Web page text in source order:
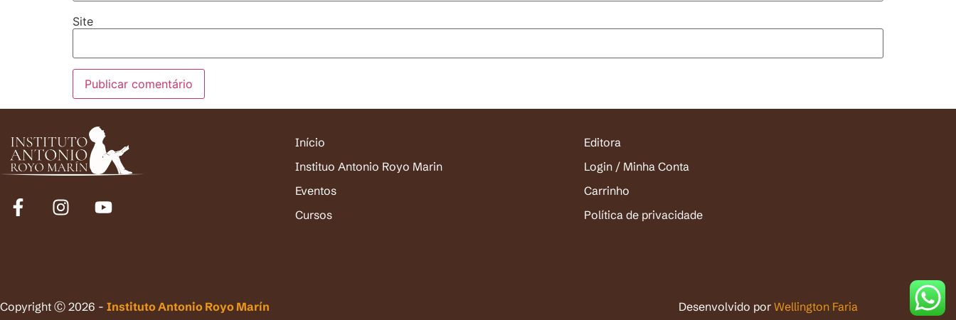
Site
Início
Instituo Antonio Royo Marin
Eventos
Cursos
Editora
Login / Minha Conta
Carrinho
Política de privacidade
Copyright Ⓒ 2026 - Instituto Antonio Royo Marín Desenvolvido por Wellington Faria